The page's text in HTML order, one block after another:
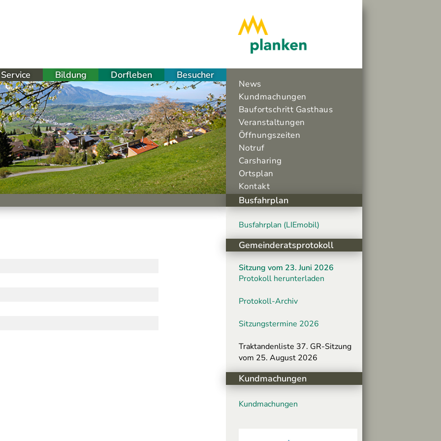
Service Bildung Dorfleben Besucher
News
Kundmachungen
Baufortschritt Gasthaus
Veranstaltungen
Öffnungszeiten
Notruf
Carsharing
Ortsplan
Kontakt
Busfahrplan
Busfahrplan (LIEmobil)
Gemeinderatsprotokoll
Sitzung vom 23. Juni 2026
Protokoll herunterladen
Protokoll-Archiv
Sitzungstermine 2026
Traktandenliste 37. GR-Sitzung
vom 25. August 2026
Kundmachungen
Kundmachungen